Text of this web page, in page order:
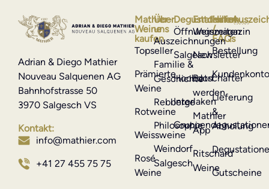
Adrian & Diego Mathier
Nouveau Salquenen AG
Bahnhofstrasse 50
3970 Salgesch VS
Kontakt:
info@mathier.com
+41 27 455 75 75
Mathier-
Weine
kaufen
Topseller
Prämierte
Weine
Rotweine
Weissweine
Rosé
Weine
Hilfe
/
FAQs
Bestellung
Lieferung
&
Abholung
Gutscheine
Entdecken
Weinmagazin
Newsletter
Botschafter
werden
Mathier
App
Ritschard
Weine
Degustationen
Öffnungszeiten
Salgesch
Hochdorf
Interlaken
Über
uns
Auszeichnungen
Familie &
Geschichte
Rebberge
Philosophie
Weindorf
Salgesch